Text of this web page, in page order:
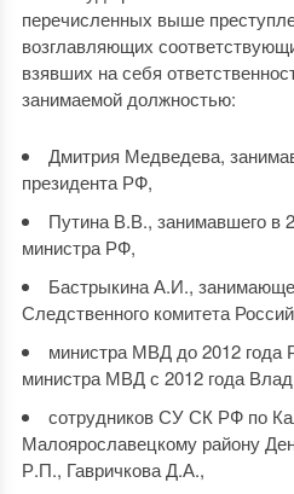
перечисленных выше
возглавляющих
взявших на себя
занимаемой должностью:
Дмитрия Медведева,
президента РФ,
Путина В.В., занимавшего в
министра РФ,
Бастрыкина А.И.,
Следственного комитета
министра МВД до 2012 года
министра МВД с 2012 года
сотрудников СУ СК РФ по
Малоярославецкому району
Р.П., Гавричкова Д.А.,